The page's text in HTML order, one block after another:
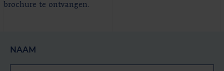
brochure te ontvangen.
NAAM